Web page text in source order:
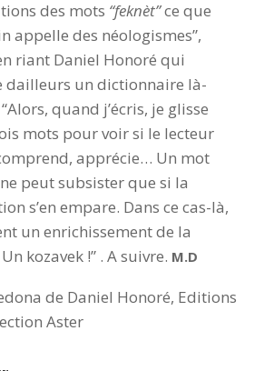
des mots “feknèt”ce que
appelle des néologismes”,
riant Daniel Honoré qui
dailleurs un dictionnaire là-
quand j’écris, je glisse
mots pour voir si le lecteur
apprécie… Un mot
peut subsister que si la
s’en empare. Dans ce cas-là,
un enrichissement de la
kozavek !” . A suivre. M.D
de Daniel Honoré, Editions
Aster